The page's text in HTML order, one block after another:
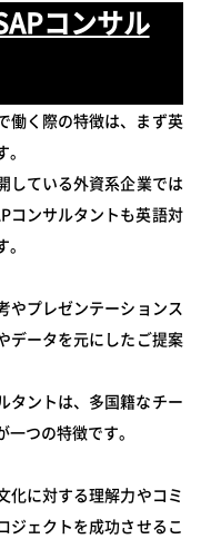
コンサル
働く際の特徴は、まず英
している外資系企業では
コンサルタントも英語対
やプレゼンテーションス
データを元にしたご提案
タントは、多国籍なチー
つの特徴です。
化に対する理解力やコミ
ジェクトを成功させるこ